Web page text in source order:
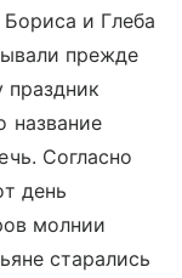
и Глеба
прежде
праздник
название
Согласно
день
молнии
старались